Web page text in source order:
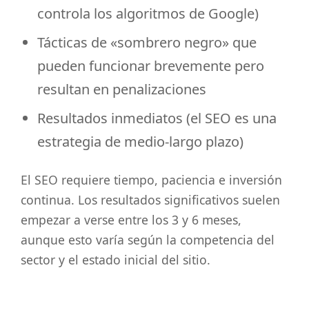
controla los algoritmos de Google)
Tácticas de «sombrero negro» que
pueden funcionar brevemente pero
resultan en penalizaciones
Resultados inmediatos (el SEO es una
estrategia de medio-largo plazo)
El SEO requiere tiempo, paciencia e inversión
continua. Los resultados significativos suelen
empezar a verse entre los 3 y 6 meses,
aunque esto varía según la competencia del
sector y el estado inicial del sitio.